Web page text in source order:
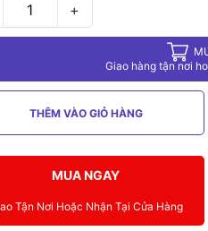
+
Giao hàng tận nơi
THÊM VÀO GIỎ HÀNG
MUA NGAY
Tận Nơi Hoặc Nhận Tại Cửa Hàng